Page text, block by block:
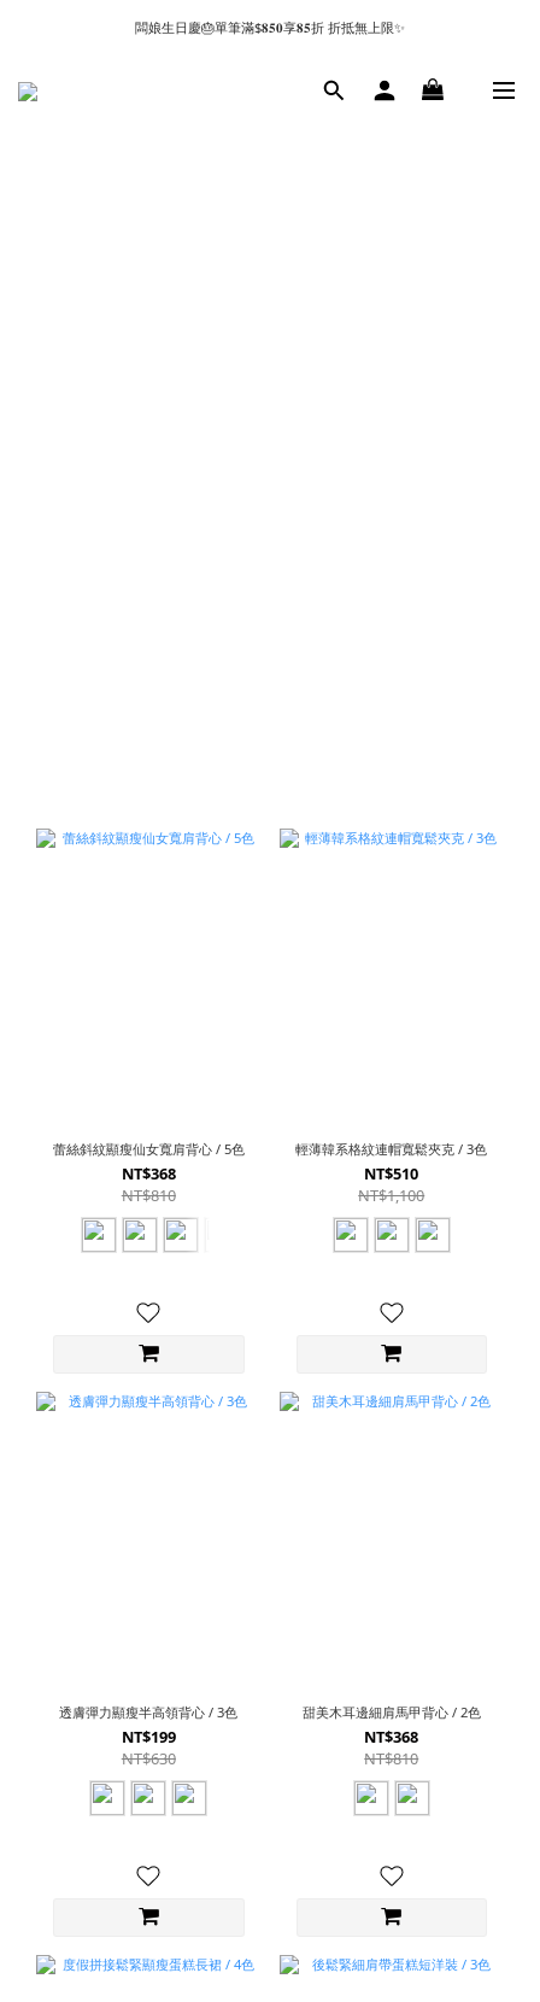
闆娘生日慶🎂單筆滿$𝟖𝟓𝟎享𝟖𝟓折 折抵無上限✨
蕾絲斜紋顯瘦仙女寬肩背心 / 5色
NT$368
NT$810
輕薄韓系格紋連帽寬鬆夾克 / 3色
NT$510
NT$1,100
透膚彈力顯瘦半高領背心 / 3色
NT$199
NT$630
甜美木耳邊細肩馬甲背心 / 2色
NT$368
NT$810